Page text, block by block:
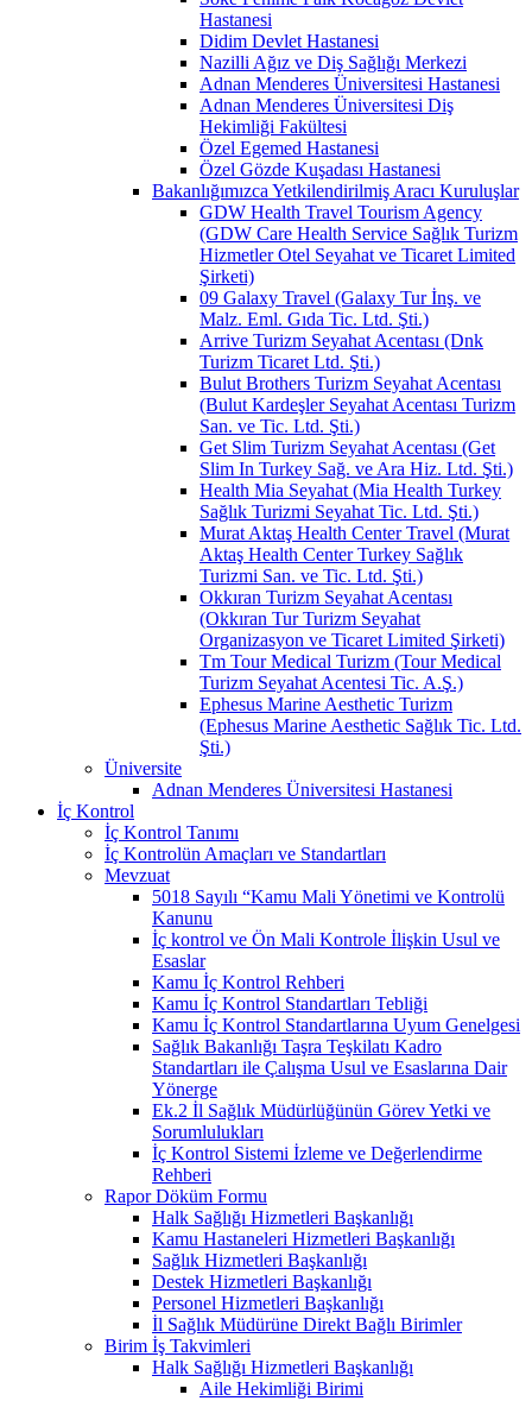
Hastanesi
Didim Devlet Hastanesi
Nazilli Ağız ve Diş Sağlığı Merkezi
Adnan Menderes Üniversitesi Hastanesi
Adnan Menderes Üniversitesi Diş
Hekimliği Fakültesi
Özel Egemed Hastanesi
Özel Gözde Kuşadası Hastanesi
Bakanlığımızca Yetkilendirilmiş Aracı Kuruluşlar
GDW Health Travel Tourism Agency
(GDW Care Health Service Sağlık Turizm
Hizmetler Otel Seyahat ve Ticaret Limited
Şirketi)
09 Galaxy Travel (Galaxy Tur İnş. ve
Malz. Eml. Gıda Tic. Ltd. Şti.)
Arrive Turizm Seyahat Acentası (Dnk
Turizm Ticaret Ltd. Şti.)
Bulut Brothers Turizm Seyahat Acentası
(Bulut Kardeşler Seyahat Acentası Turizm
San. ve Tic. Ltd. Şti.)
Get Slim Turizm Seyahat Acentası (Get
Slim In Turkey Sağ. ve Ara Hiz. Ltd. Şti.)
Health Mia Seyahat (Mia Health Turkey
Sağlık Turizmi Seyahat Tic. Ltd. Şti.)
Murat Aktaş Health Center Travel (Murat
Aktaş Health Center Turkey Sağlık
Turizmi San. ve Tic. Ltd. Şti.)
Okkıran Turizm Seyahat Acentası
(Okkıran Tur Turizm Seyahat
Organizasyon ve Ticaret Limited Şirketi)
Tm Tour Medical Turizm (Tour Medical
Turizm Seyahat Acentesi Tic. A.Ş.)
Ephesus Marine Aesthetic Turizm
(Ephesus Marine Aesthetic Sağlık Tic. Ltd.
Şti.)
Üniversite
Adnan Menderes Üniversitesi Hastanesi
İç Kontrol
İç Kontrol Tanımı
İç Kontrolün Amaçları ve Standartları
Mevzuat
5018 Sayılı “Kamu Mali Yönetimi ve Kontrolü
Kanunu
İç kontrol ve Ön Mali Kontrole İlişkin Usul ve
Esaslar
Kamu İç Kontrol Rehberi
Kamu İç Kontrol Standartları Tebliği
Kamu İç Kontrol Standartlarına Uyum Genelgesi
Sağlık Bakanlığı Taşra Teşkilatı Kadro
Standartları ile Çalışma Usul ve Esaslarına Dair
Yönerge
Ek.2 İl Sağlık Müdürlüğünün Görev Yetki ve
Sorumlulukları
İç Kontrol Sistemi İzleme ve Değerlendirme
Rehberi
Rapor Döküm Formu
Halk Sağlığı Hizmetleri Başkanlığı
Kamu Hastaneleri Hizmetleri Başkanlığı
Sağlık Hizmetleri Başkanlığı
Destek Hizmetleri Başkanlığı
Personel Hizmetleri Başkanlığı
İl Sağlık Müdürüne Direkt Bağlı Birimler
Birim İş Takvimleri
Halk Sağlığı Hizmetleri Başkanlığı
Aile Hekimliği Birimi